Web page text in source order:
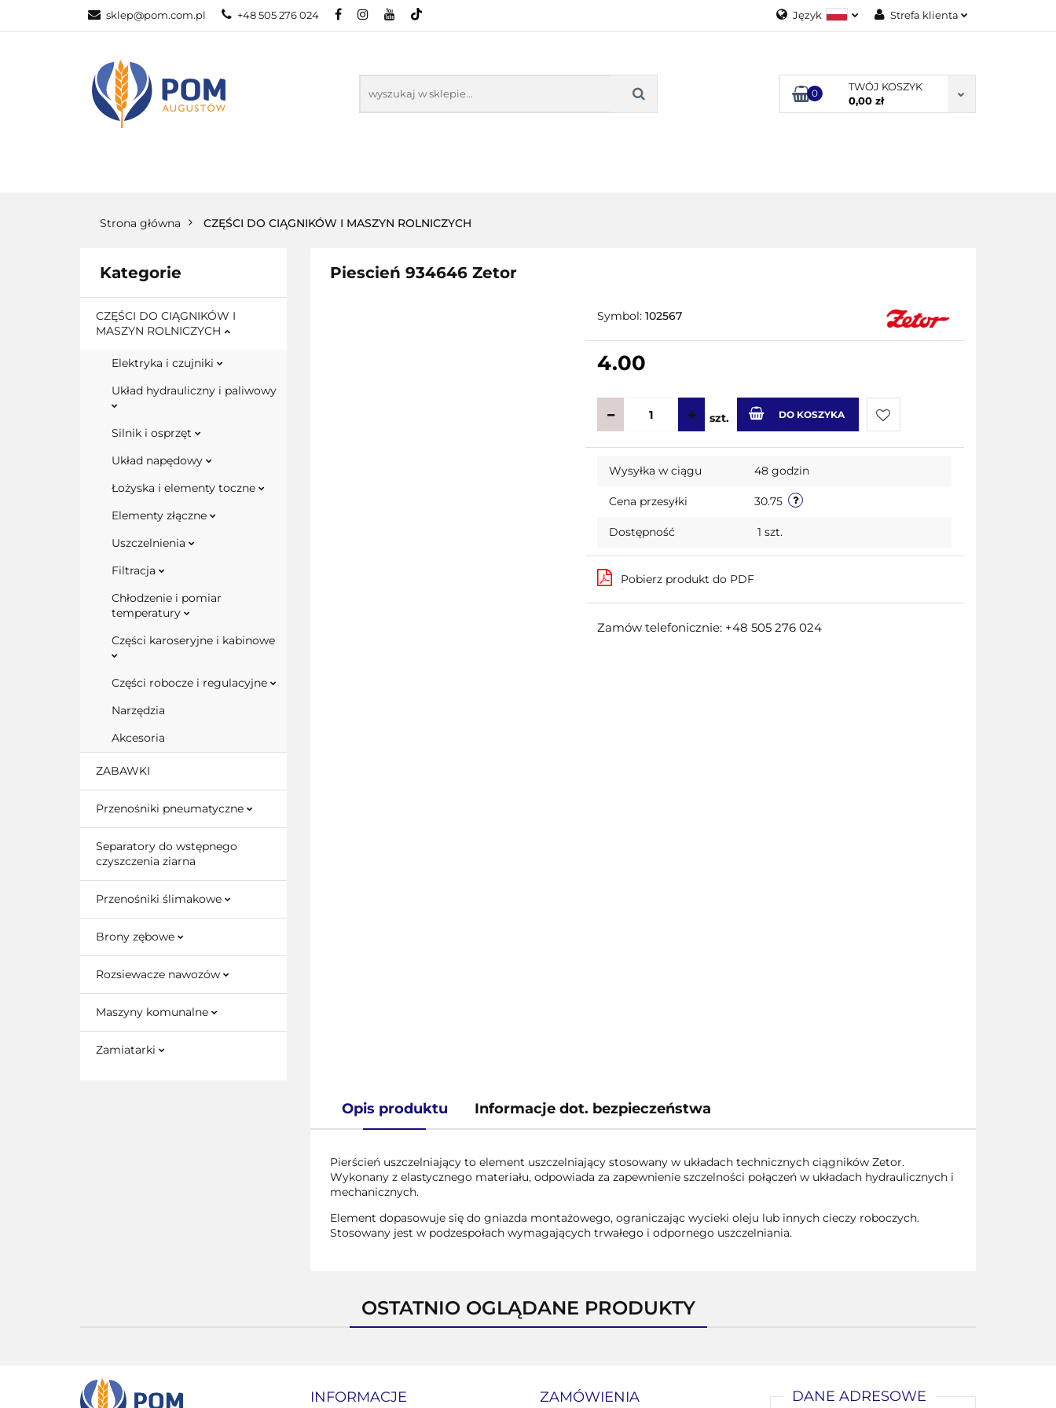
sklep@pom.com.pl +48 505 276 024 Język
English
Strefa klienta
Załóż konto
Dodaj zgłoszenie
0
TWÓJ KOSZYK
0,00 zł
Strona główna CZĘŚCI DO CIĄGNIKÓW I MASZYN ROLNICZYCH
Kategorie
CZĘŚCI DO CIĄGNIKÓW I
MASZYN ROLNICZYCH
Elektryka i czujniki
Układ hydrauliczny i paliwowy
Silnik i osprzęt
Układ napędowy
Łożyska i elementy toczne
Elementy złączne
Uszczelnienia
Filtracja
Chłodzenie i pomiar
temperatury
Części karoseryjne i kabinowe
Części robocze i regulacyjne
Narzędzia
Akcesoria
ZABAWKI
Przenośniki pneumatyczne
Separatory do wstępnego
czyszczenia ziarna
Przenośniki ślimakowe
Brony zębowe
Rozsiewacze nawozów
Maszyny komunalne
Zamiatarki
Piescień 934646 Zetor
Symbol:102567
4.00
szt. DO KOSZYKA
Do
Wysyłka w ciągu 48 godzin
Cena przesyłki 30.75
Dostępność 1 szt.
Pobierz produkt do PDF
Zamów telefonicznie: +48 505 276 024
Opis produktu Informacje dot. bezpieczeństwa
Pierścień uszczelniający to element uszczelniający stosowany w układach technicznych ciągników Zetor.
Wykonany z elastycznego materiału, odpowiada za zapewnienie szczelności połączeń w układach hydraulicznych i
mechanicznych.
Element dopasowuje się do gniazda montażowego, ograniczając wycieki oleju lub innych cieczy roboczych.
Stosowany jest w podzespołach wymagających trwałego i odpornego uszczelniania.
OSTATNIO OGLĄDANE PRODUKTY
INFORMACJE ZAMÓWIENIA DANE ADRESOWE